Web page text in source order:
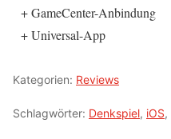
+ GameCenter-Anbindung
+ Universal-App
Kategorien: Reviews
Schlagwörter: Denkspiel, iOS,